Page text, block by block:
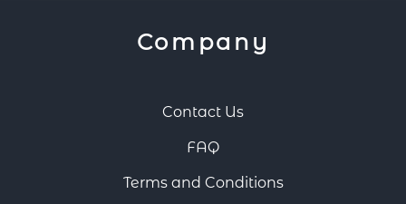
Company
Contact Us
FAQ
Terms and Conditions